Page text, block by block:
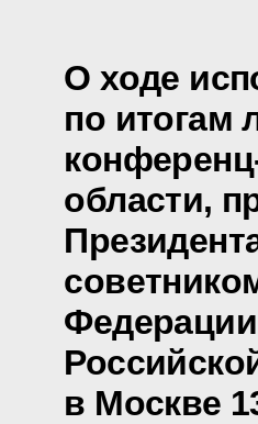
О ходе
по итогам
области,
в Москве